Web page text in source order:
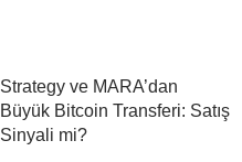
Strategy ve MARA’dan
Büyük Bitcoin Transferi: Satış
Sinyali mi?